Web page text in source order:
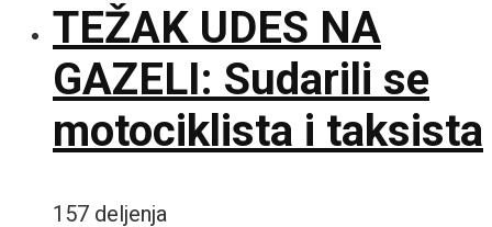
TEŽAK UDES NA
GAZELI: Sudarili se
motociklista i taksista
157 deljenja